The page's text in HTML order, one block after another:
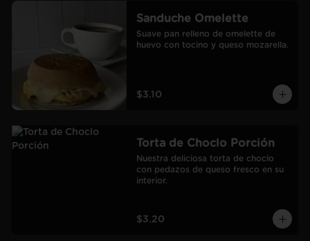
Sanduche Omelette
Suave pan relleno de omelette de
huevo con tocino y queso mozarella.
$3.10
Torta de Choclo Porción
Nuestra deliciosa torta de choclo
con pedazos de queso fresco en su
interior.
$3.20